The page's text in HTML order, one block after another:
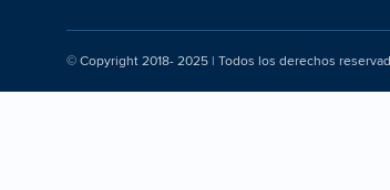
© Copyright 2018- 2025 | Todos los derechos